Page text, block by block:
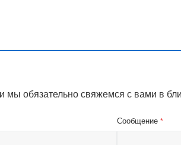
мы обязательно свяжемся с вами в
Сообщение *